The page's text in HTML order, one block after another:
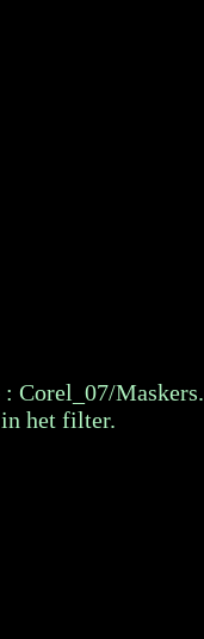
Corel_07/Maskers.
het filter.